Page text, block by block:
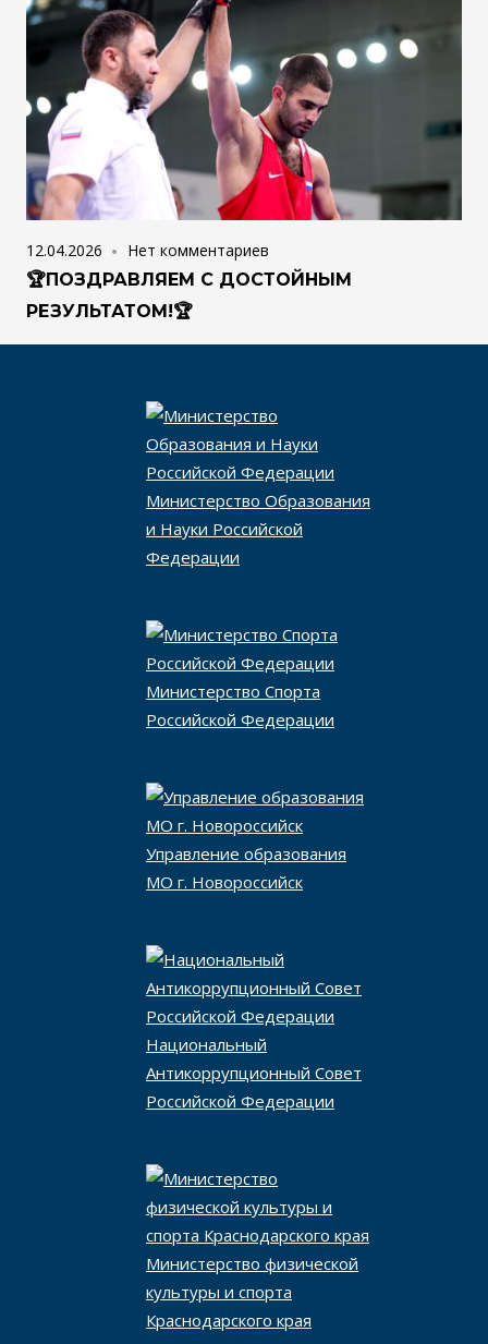
12.04.2026
Нет комментариев
🏆ПОЗДРАВЛЯЕМ С ДОСТОЙНЫМ
РЕЗУЛЬТАТОМ!🏆
Министерство Образования
и Науки Российской
Федерации
Министерство Спорта
Российской Федерации
Управление образования
МО г. Новороссийск
Национальный
Антикоррупционный Совет
Российской Федерации
Министерство физической
культуры и спорта
Краснодарского края